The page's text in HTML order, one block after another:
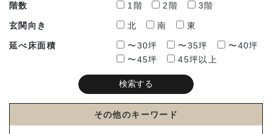
階数 1階 2階 3階
玄関向き 北 南 東
延べ床面積 〜30坪 〜35坪
〜40坪
〜45坪
45坪以上
その他のキーワード